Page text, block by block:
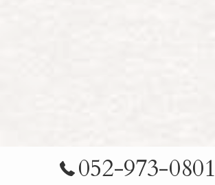
052-973-0801